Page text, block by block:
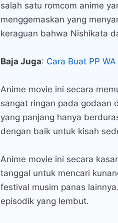
salah satu romcom anime
menggemaskan yang
keraguan bahwa Nishikata
Baja Juga: Cara Buat PP
Anime movie ini secara
sangat ringan pada godaan
yang panjang hanya
dengan baik untuk kisah
Anime movie ini secara
tanggal untuk mencari
festival musim panas
episodik yang lembut.